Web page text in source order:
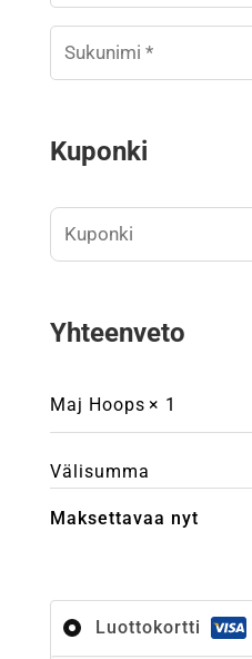
Kuponki
Yhteenveto
Maj Hoops × 1
Välisumma
Maksettavaa nyt
Luottokortti